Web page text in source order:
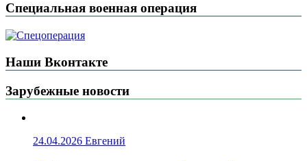
Специальная военная операция
Наши Вконтакте
Зарубежные новости
24.04.2026 Евгений